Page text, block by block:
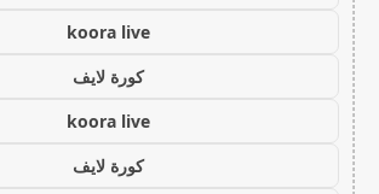
koora live
كورة لايف
koora live
كورة لايف